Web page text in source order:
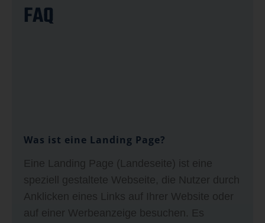
FAQ
Was ist eine Landing Page?
Eine Landing Page (Landeseite) ist eine
speziell gestaltete Webseite, die Nutzer durch
Anklicken eines Links auf Ihrer Website oder
auf einer Werbeanzeige besuchen. Es